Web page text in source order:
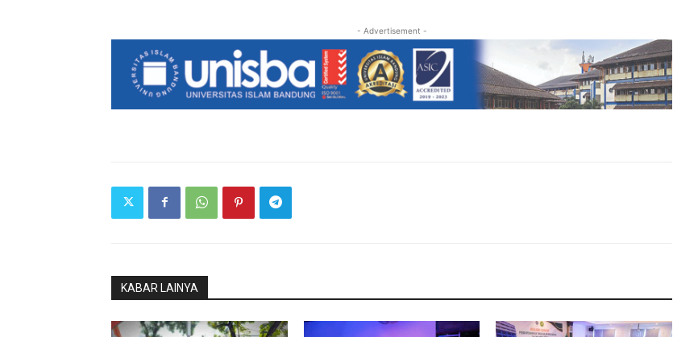
- Advertisement -
KABAR LAINYA